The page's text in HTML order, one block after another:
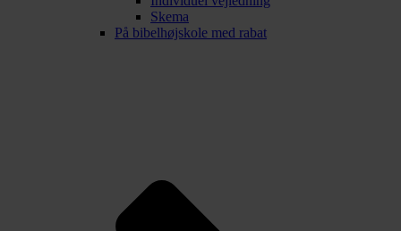
Skema
På bibelhøjskole med rabat